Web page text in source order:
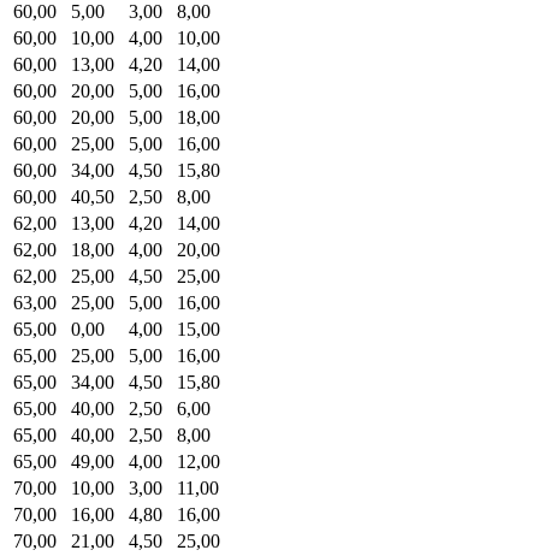
60,00 5,00 3,00
8,00
60,00
10,00 4,00
10,00
60,00
13,00 4,20
14,00
60,00
20,00 5,00
16,00
60,00
20,00 5,00
18,00
60,00
25,00 5,00
16,00
60,00
34,00 4,50
15,80
60,00
40,50 2,50
8,00
62,00
13,00 4,20
14,00
62,00
18,00 4,00
20,00
62,00
25,00 4,50
25,00
63,00
25,00 5,00
16,00
65,00
0,00 4,00
15,00
65,00
25,00 5,00
16,00
65,00
34,00 4,50
15,80
65,00
40,00 2,50
6,00
65,00
40,00 2,50
8,00
65,00
49,00 4,00
12,00
70,00
10,00 3,00
11,00
70,00
16,00 4,80
16,00
70,00
21,00 4,50
25,00